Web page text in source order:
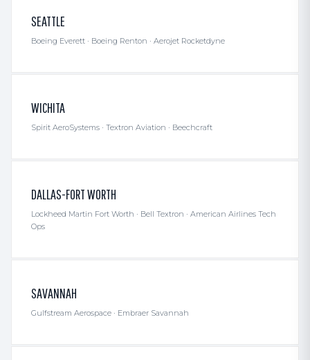
SEATTLE
Boeing Everett · Boeing Renton · Aerojet Rocketdyne
WICHITA
Spirit AeroSystems · Textron Aviation · Beechcraft
DALLAS-FORT WORTH
Lockheed Martin Fort Worth · Bell Textron · American Airlines Tech
Ops
SAVANNAH
Gulfstream Aerospace · Embraer Savannah